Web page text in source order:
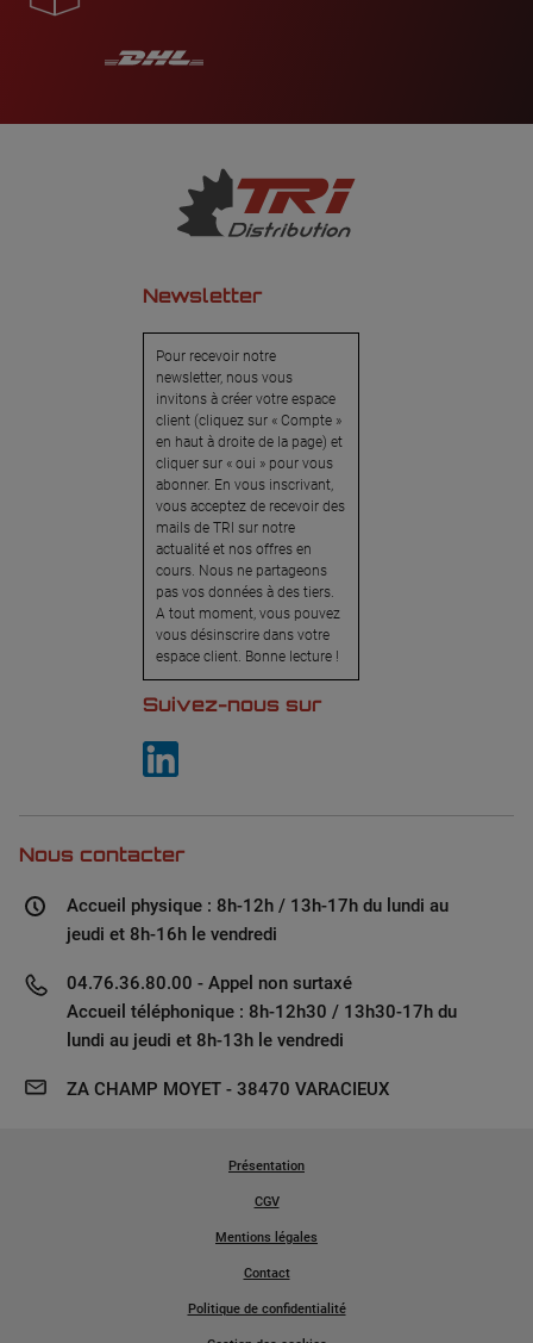
Newsletter
Pour recevoir notre
newsletter, nous vous
invitons à créer votre espace
client (cliquez sur « Compte »
en haut à droite de la page) et
cliquer sur « oui » pour vous
abonner. En vous inscrivant,
vous acceptez de recevoir des
mails de TRI sur notre
actualité et nos offres en
cours. Nous ne partageons
pas vos données à des tiers.
A tout moment, vous pouvez
vous désinscrire dans votre
espace client. Bonne lecture !
Suivez-nous sur
Nous contacter
Accueil physique : 8h-12h / 13h-17h du lundi au
jeudi et 8h-16h le vendredi
04.76.36.80.00 - Appel non surtaxé
Accueil téléphonique : 8h-12h30 / 13h30-17h du
lundi au jeudi et 8h-13h le vendredi
ZA CHAMP MOYET - 38470 VARACIEUX
Présentation
CGV
Mentions légales
Contact
Politique de confidentialité